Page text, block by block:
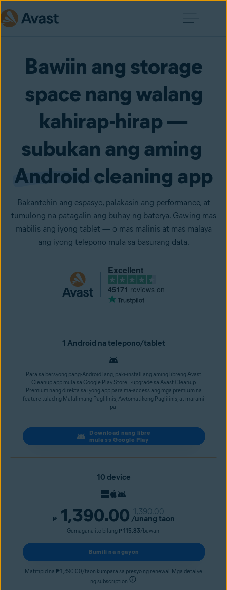
Bawiin ang storage
space nang walang
kahirap-hirap —
subukan ang aming
Androidcleaning app
Bakantehin ang espasyo, palakasin ang performance, at
tumulong na patagalin ang buhay ng baterya. Gawing mas
mabilis ang iyong tablet — o mas malinis at mas malaya
ang iyong telepono mula sa basurang data.
Excellent
45171 reviews on
1 Android na telepono/tablet
Para sa bersyong pang-Android lang, paki-install ang aming libreng Avast
Cleanup app mula sa Google Play Store. I-upgrade sa Avast Cleanup
Premium nang direkta sa iyong app para ma-access ang mga premium na
feature tulad ng Malalimang Paglilinis, Awtomatikong Paglilinis, at marami
pa.
Download nang libre
mula ss Google Play
10 device
₱ 1,390.00 1,390.00
/unang taon
Gumagana ito bilang ₱ 115.83/buwan.
Bumili na ngayon
Matitipid na ₱ 1,390.00/taon kumpara sa presyo ng renewal. Mga detalye
ng subscription